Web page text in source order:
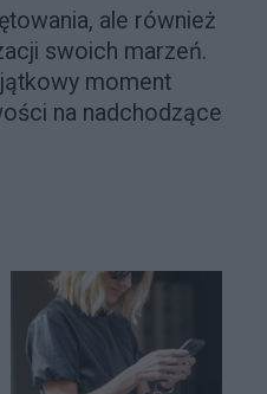
ale również
swoich marzeń.
moment
na nadchodzące